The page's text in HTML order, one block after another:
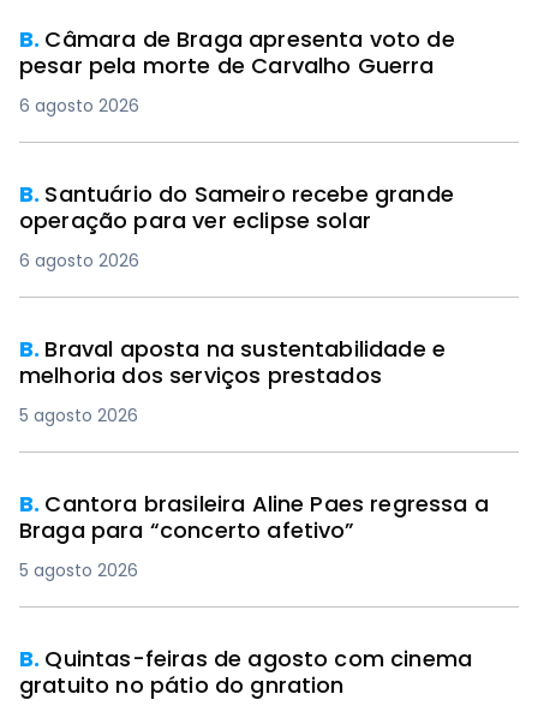
B. Câmara de Braga apresenta voto de
pesar pela morte de Carvalho Guerra
6 agosto 2026
B. Santuário do Sameiro recebe grande
operação para ver eclipse solar
6 agosto 2026
B. Braval aposta na sustentabilidade e
melhoria dos serviços prestados
5 agosto 2026
B. Cantora brasileira Aline Paes regressa a
Braga para “concerto afetivo”
5 agosto 2026
B. Quintas-feiras de agosto com cinema
gratuito no pátio do gnration